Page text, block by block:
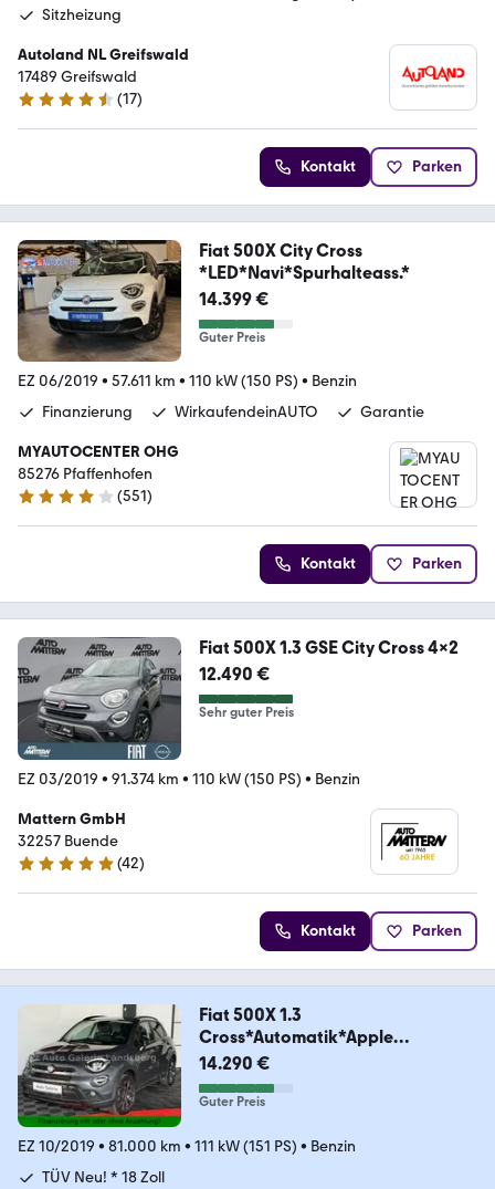
Sitzheizung
Autoland NL Greifswald
17489 Greifswald
4.7 Sterne
(17)
Kontakt Parken
Fiat 500X City Cross
*LED*Navi*Spurhalteass.*
14.399 €
Guter Preis
EZ 06/2019 • 57.611 km • 110 kW (150 PS) • Benzin
Finanzierung
WirkaufendeinAUTO Garantie
MYAUTOCENTER OHG
85276 Pfaffenhofen
4.2 Sterne
(551)
Kontakt Parken
Fiat 500X 1.3 GSE City Cross 4x2
12.490 €
Sehr guter Preis
EZ 03/2019 • 91.374 km • 110 kW (150 PS) • Benzin
Mattern GmbH
32257 Buende
4.9 Sterne
(42)
Kontakt Parken
Fiat 500X 1.3
Cross*Automatik*Apple
Carplay*Navi*LED*
14.290 €
Guter Preis
EZ 10/2019 • 81.000 km • 111 kW (151 PS) • Benzin
TÜV Neu! * 18 Zoll